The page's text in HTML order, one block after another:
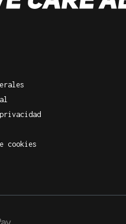
cookies